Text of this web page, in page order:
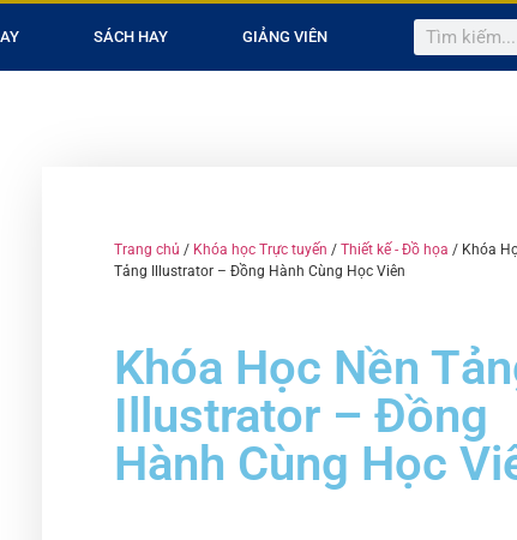
SÁCH HAY GIẢNG VIÊN
Trang chủ / Khóa học Trực tuyến / Thiết kế - Đồ họa / Khóa
Tảng Illustrator – Đồng Hành Cùng Học Viên
Khóa Học Nền
Illustrator – Đồng
Hành Cùng Học